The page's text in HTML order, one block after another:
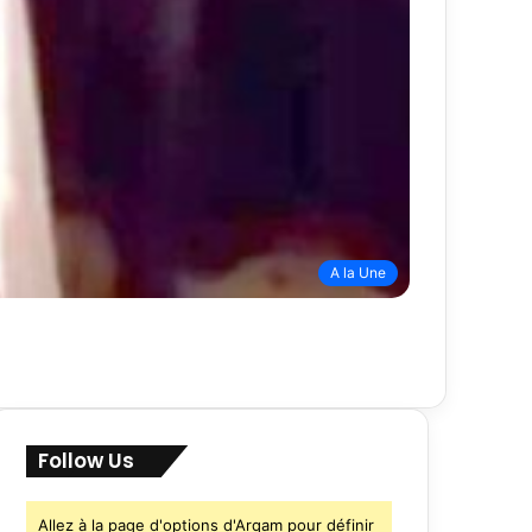
A la Une
Follow Us
Allez à la page d'options d'Arqam pour définir